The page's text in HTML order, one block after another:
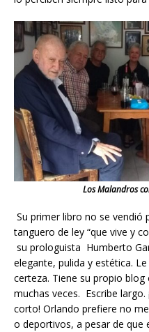
Los Malandros
Su primer libro no se vendió
tanguero de ley “que vive y
su prologuista Humberto
elegante, pulida y estética.
certeza. Tiene su propio
muchas veces. Escribe largo.
corto! Orlando prefiere no
o deportivos, a pesar de que